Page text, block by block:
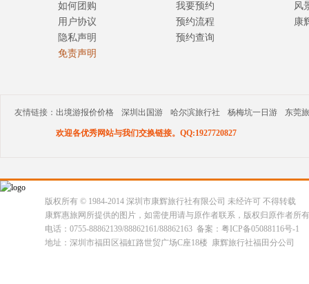
如何团购
用户协议
隐私声明
免责声明
我要预约
预约流程
预约查询
风
康
友情链接： 出境游报价价格 深圳出国游 哈尔滨旅行社 杨梅坑一日游 东莞
欢迎各优秀网站与我们交换链接。QQ:1927720827
版权所有 © 1984-2014 深圳市康辉旅行社有限公司 未经许可 不得转载
康辉惠旅网所提供的图片，如需使用请与原作者联系，版权归原作者所
电话：0755-88862139/88862161/88862163 备案：粤ICP备05088116号-1
地址：深圳市福田区福虹路世贸广场C座18楼 康辉旅行社福田分公司